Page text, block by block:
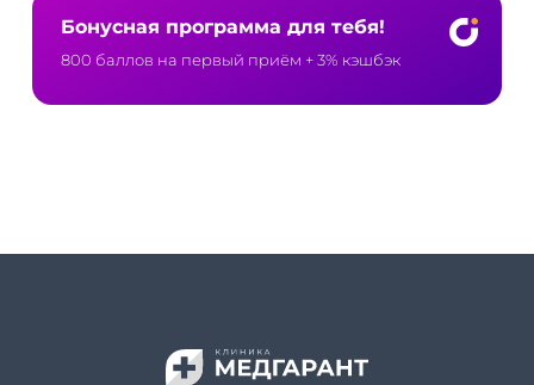
Бонусная программа для тебя!
800 баллов на первый приём + 3% кэшбэк